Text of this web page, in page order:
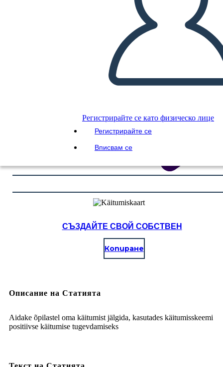
Регистрирайте се като физическо лице
Регистрирайте се
Вписвам се
СЪЗДАЙТЕ СВОЙ СОБСТВЕН
Копиране
Описание на Статията
Aidake õpilastel oma käitumist jälgida, kasutades käitumisskeemi
positiivse käitumise tugevdamiseks